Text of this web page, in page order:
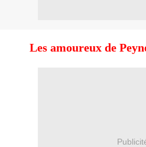
Les amoureux de